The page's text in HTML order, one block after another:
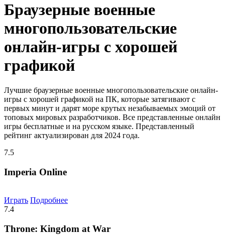
Браузерные военные
многопользовательские
онлайн-игры с хорошей
графикой
Лучшие браузерные военные многопользовательские онлайн-
игры с хорошей графикой на ПК, которые затягивают с
первых минут и дарят море крутых незабываемых эмоций от
топовых мировых разработчиков. Все представленные онлайн
игры бесплатные и на русском языке. Представленный
рейтинг актуализирован для 2024 года.
7.5
Imperia Online
Играть Подробнее
7.4
Throne: Kingdom at War